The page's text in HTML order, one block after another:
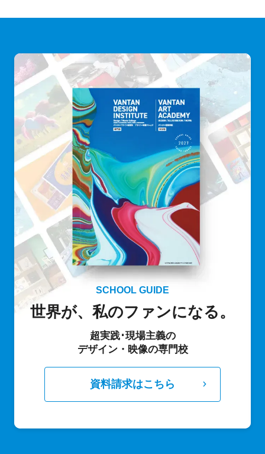
SCHOOL GUIDE
世界が、私のファンになる。
超実践･現場主義の
デザイン・映像の専門校
資料請求はこちら